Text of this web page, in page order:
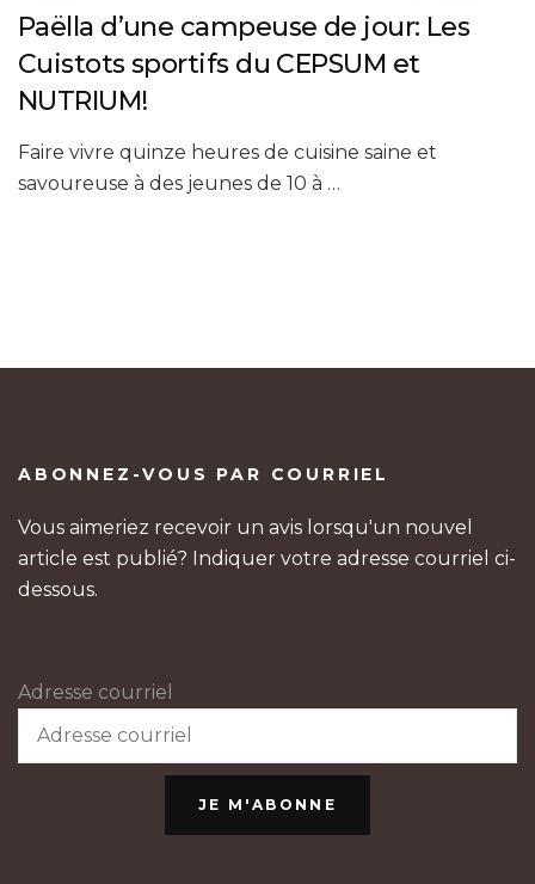
Paëlla d’une campeuse de jour: Les
Cuistots sportifs du CEPSUM et
NUTRIUM!
Faire vivre quinze heures de cuisine saine et
savoureuse à des jeunes de 10 à …
ABONNEZ-VOUS PAR COURRIEL
Vous aimeriez recevoir un avis lorsqu'un nouvel
article est publié? Indiquer votre adresse courriel ci-
dessous.
Adresse courriel
JE M'ABONNE